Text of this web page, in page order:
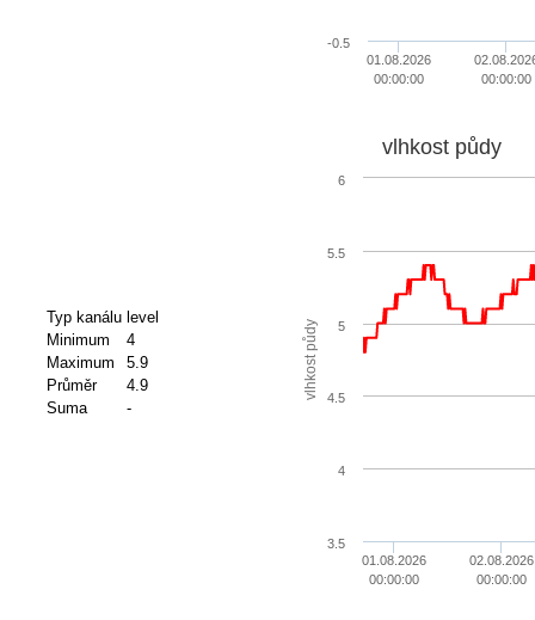
01.08.2026
00:00:00
00:00:00
-0.5
Typ kanálu level
Minimum
4
Maximum
5.9
Průměr
4.9
Suma
-
vlhkost půdy
vlhkost půdy
01.08.2026
00:00:00
02.08.2026
00:00:00
3.5
4
4.5
5
5.5
6